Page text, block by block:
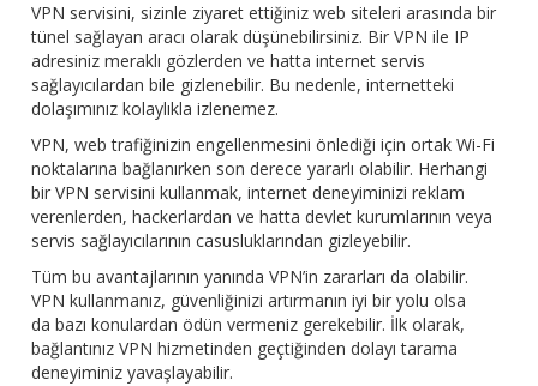
VPN servisini, sizinle ziyaret ettiğiniz web siteleri arasında bir
tünel sağlayan aracı olarak düşünebilirsiniz. Bir VPN ile IP
adresiniz meraklı gözlerden ve hatta internet servis
sağlayıcılardan bile gizlenebilir. Bu nedenle, internetteki
dolaşımınız kolaylıkla izlenemez.
VPN, web trafiğinizin engellenmesini önlediği için ortak Wi-Fi
noktalarına bağlanırken son derece yararlı olabilir. Herhangi
bir VPN servisini kullanmak, internet deneyiminizi reklam
verenlerden, hackerlardan ve hatta devlet kurumlarının veya
servis sağlayıcılarının casusluklarından gizleyebilir.
Tüm bu avantajlarının yanında VPN’in zararları da olabilir.
VPN kullanmanız, güvenliğinizi artırmanın iyi bir yolu olsa
da bazı konulardan ödün vermeniz gerekebilir. İlk olarak,
bağlantınız VPN hizmetinden geçtiğinden dolayı tarama
deneyiminiz yavaşlayabilir.